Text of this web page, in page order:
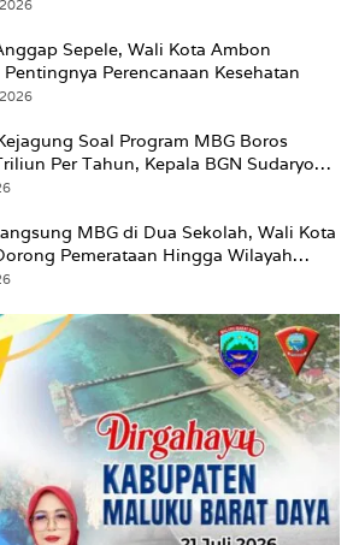
Sepele, Wali Kota Ambon
Perencanaan Kesehatan
Soal Program MBG Boros
Per Tahun, Kepala BGN Sudaryono
MBG di Dua Sekolah, Wali Kota
Pemerataan Hingga Wilayah